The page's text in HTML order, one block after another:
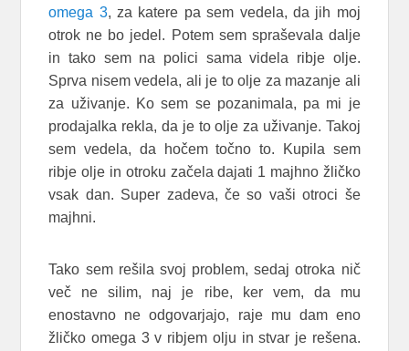
omega 3, za katere pa sem vedela, da jih moj
otrok ne bo jedel. Potem sem spraševala dalje
in tako sem na polici sama videla ribje olje.
Sprva nisem vedela, ali je to olje za mazanje ali
za uživanje. Ko sem se pozanimala, pa mi je
prodajalka rekla, da je to olje za uživanje. Takoj
sem vedela, da hočem točno to. Kupila sem
ribje olje in otroku začela dajati 1 majhno žličko
vsak dan. Super zadeva, če so vaši otroci še
majhni.
Tako sem rešila svoj problem, sedaj otroka nič
več ne silim, naj je ribe, ker vem, da mu
enostavno ne odgovarjajo, raje mu dam eno
žličko omega 3 v ribjem olju in stvar je rešena.